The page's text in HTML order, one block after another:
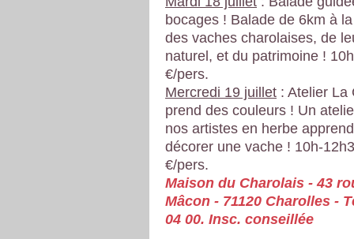
bocages ! Balade de 6km à
des vaches charolaises, de
naturel, et du patrimoine !
€/pers.
Mercredi 19 juillet : Atelier La
prend des couleurs ! Un
nos artistes en herbe
décorer une vache ! 10h-
€/pers.
Maison du Charolais - 43
Mâcon - 71120 Charolles -
04 00. Insc. conseillée